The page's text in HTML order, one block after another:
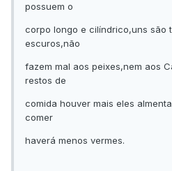
possuem o
corpo longo e cilíndrico,uns são
escuros,não
fazem mal aos peixes,nem aos
restos de
comida houver mais eles
comer
haverá menos vermes.